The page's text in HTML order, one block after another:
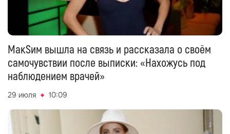
МакSим вышла на связь и рассказала о своём
самочувствии после выписки: «Нахожусь под
наблюдением врачей»
29 июля 10:09